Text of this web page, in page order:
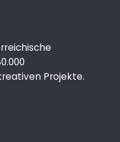
Projekte.